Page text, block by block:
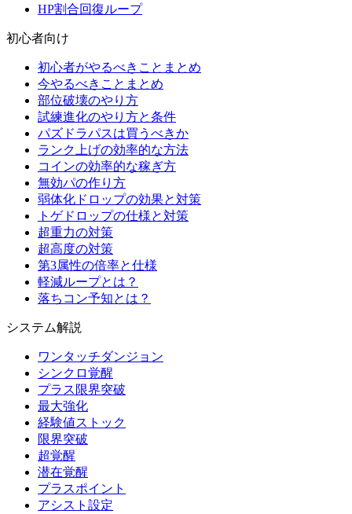
HP割合回復ループ
初心者向け
初心者がやるべきことまとめ
今やるべきことまとめ
部位破壊のやり方
試練進化のやり方と条件
パズドラパスは買うべきか
ランク上げの効率的な方法
コインの効率的な稼ぎ方
無効パの作り方
弱体化ドロップの効果と対策
トゲドロップの仕様と対策
超重力の対策
超高度の対策
第3属性の倍率と仕様
軽減ループとは？
落ちコン予知とは？
システム解説
ワンタッチダンジョン
シンクロ覚醒
プラス限界突破
最大強化
経験値ストック
限界突破
超覚醒
潜在覚醒
プラスポイント
アシスト設定